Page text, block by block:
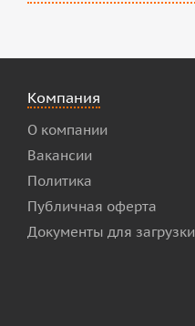
Компания
О компании
Вакансии
Политика
Публичная оферта
Документы для загрузки